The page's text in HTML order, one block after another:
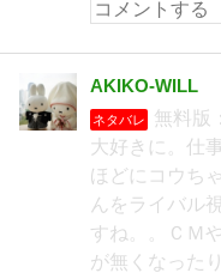
AKIKO-WILL
ネタバレ
無料版
大好きに。仕
ほどにコウち
んをライバル
すね。。ＣＭ
が無くなった